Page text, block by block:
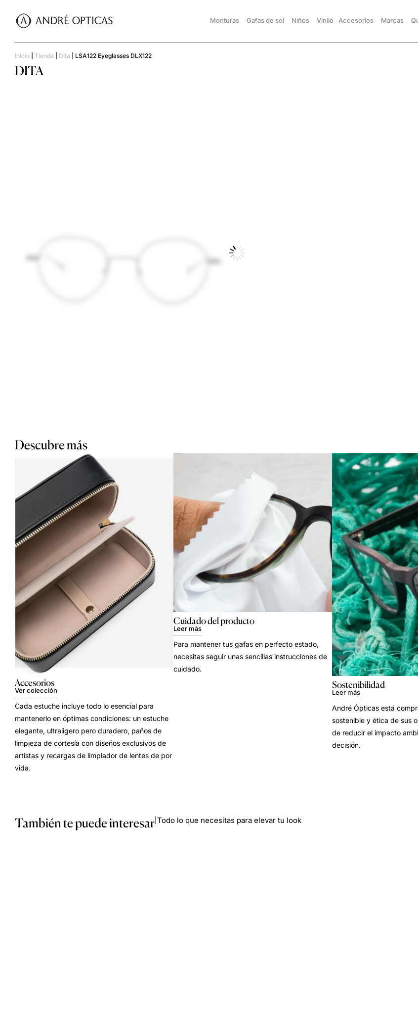
Monturas Gafas de sol Niños Vinilo Accesorios Marcas
Inicio Tienda Dita LSA122 Eyeglasses DLX122
DITA
Descubre más
Accesorios
Ver colección
Cada estuche incluye todo lo esencial para
mantenerlo en óptimas condiciones: un estuche
elegante, ultraligero pero duradero, paños de
limpieza de cortesía con diseños exclusivos de
artistas y recargas de limpiador de lentes de por
vida.
Cuidado del producto
Leer más
Para mantener tus gafas en perfecto estado,
necesitas seguir unas sencillas instrucciones de
cuidado.
Sostenibilidad
Leer más
André Ópticas está
sostenible y ética de sus
de reducir el impacto
decisión.
También te puede interesar Todo lo que necesitas para elevar tu look